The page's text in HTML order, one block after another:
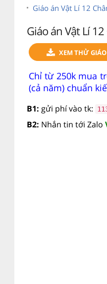
Giáo án Vật Lí 12
Giáo án Vật Lí
XEM THỬ
Chỉ từ 250k mua
(cả năm) chuẩn
B1: gửi phí vào tk:
B2: Nhắn tin tới Zalo